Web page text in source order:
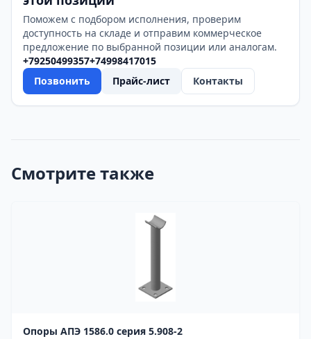
Поможем с подбором исполнения, проверим
доступность на складе и отправим коммерческое
предложение по выбранной позиции или аналогам.
+79250499357+74998417015
Позвонить
Прайс-лист Контакты
Смотрите также
Опоры АПЭ 1586.0 серия 5.908-2